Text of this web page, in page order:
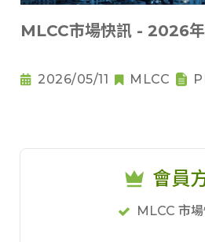
MLCC市場快訊 - 2026年
2026/05/11 MLCC
會員
MLCC 市